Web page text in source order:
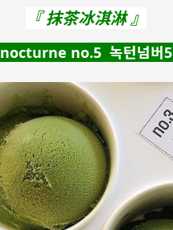
『抹茶冰淇淋』
nocturne no.5 녹턴넘버5